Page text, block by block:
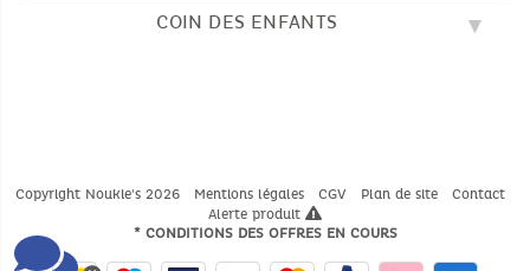
CGV
NOTRE HISTOIRE
BRODERIE
COIN DES ENFANTS
Copyright Noukie's 2026 Mentions légales CGV Plan de site
Contact
Alerte produit
* CONDITIONS DES OFFRES EN COURS